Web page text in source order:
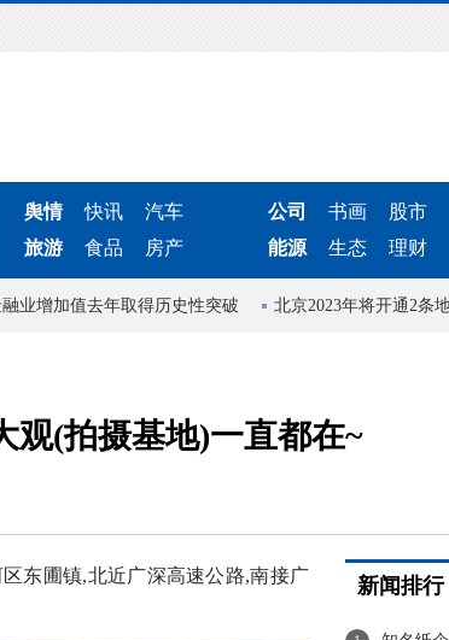
舆情 快讯
汽车
旅游
食品 房产
公司 书画
股市
能源
生态 理财
值去年取得历史性突破 北京2023年将开通2条地铁线
观(拍摄基地)一直都在~
东圃镇,北近广深高速公路,南接广
新闻排行